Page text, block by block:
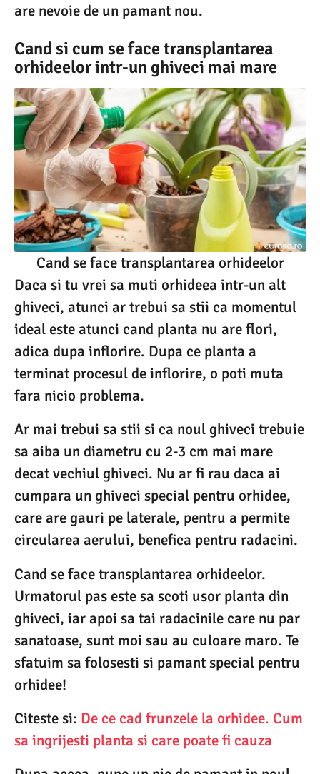
are nevoie de un pamant nou.
Cand si cum se face transplantarea
orhideelor intr-un ghiveci mai mare
Cand se face transplantarea orhideelor
Daca si tu vrei sa muti orhideea intr-un alt
ghiveci, atunci ar trebui sa stii ca momentul
ideal este atunci cand planta nu are flori,
adica dupa inflorire. Dupa ce planta a
terminat procesul de inflorire, o poti muta
fara nicio problema.
Ar mai trebui sa stii si ca noul ghiveci trebuie
sa aiba un diametru cu 2-3 cm mai mare
decat vechiul ghiveci. Nu ar fi rau daca ai
cumpara un ghiveci special pentru orhidee,
care are gauri pe laterale, pentru a permite
circularea aerului, benefica pentru radacini.
Cand se face transplantarea orhideelor.
Urmatorul pas este sa scoti usor planta din
ghiveci, iar apoi sa tai radacinile care nu par
sanatoase, sunt moi sau au culoare maro. Te
sfatuim sa folosesti si pamant special pentru
orhidee!
Citeste si: De ce cad frunzele la orhidee. Cum
sa ingrijesti planta si care poate fi cauza